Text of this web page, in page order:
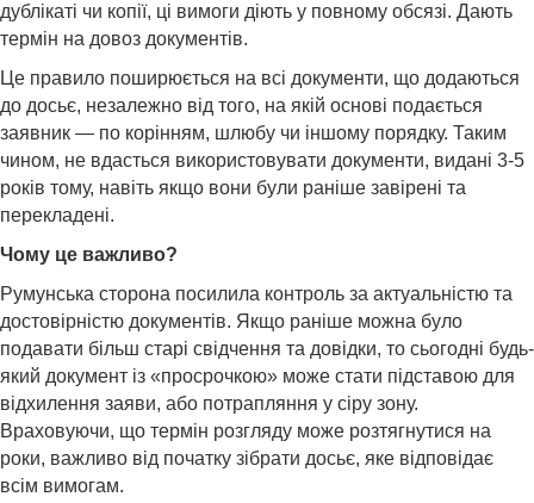
дублікаті чи копії, ці вимоги діють у повному обсязі. Дають
термін на довоз документів.
Це правило поширюється на всі документи, що додаються
до досьє, незалежно від того, на якій основі подається
заявник — по корінням, шлюбу чи іншому порядку. Таким
чином, не вдасться використовувати документи, видані 3-5
років тому, навіть якщо вони були раніше завірені та
перекладені.
Чому це важливо?
Румунська сторона посилила контроль за актуальністю та
достовірністю документів. Якщо раніше можна було
подавати більш старі свідчення та довідки, то сьогодні будь-
який документ із «просрочкою» може стати підставою для
відхилення заяви, або потрапляння у сіру зону.
Враховуючи, що термін розгляду може розтягнутися на
роки, важливо від початку зібрати досьє, яке відповідає
всім вимогам.